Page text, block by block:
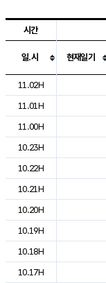
도시별 기상실황표로
시간
일.시 현재일기
11.02H
11.01H
11.00H
10.23H
10.22H
10.21H
10.20H
10.19H
10.18H
10.17H